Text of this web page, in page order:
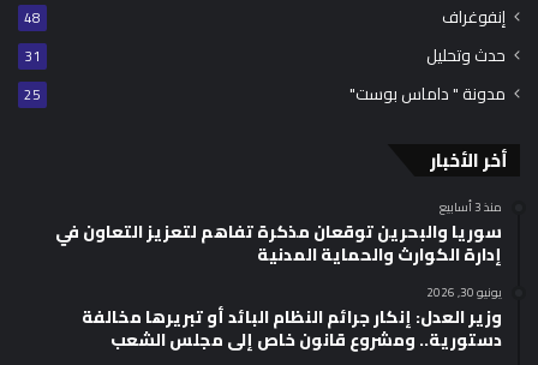
إنفوغراف 48
حدث وتحليل 31
مدونة " داماس بوست" 25
أخر الأخبار
منذ 3 أسابيع
سوريا والبحرين توقعان مذكرة تفاهم لتعزيز التعاون في
إدارة الكوارث والحماية المدنية
يونيو 30, 2026
وزير العدل: إنكار جرائم النظام البائد أو تبريرها مخالفة
دستورية.. ومشروع قانون خاص إلى مجلس الشعب